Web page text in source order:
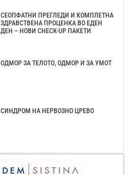
СЕОПФАТНИ ПРЕГЛЕДИ И КОМПЛЕТНА
ЗДРАВСТВЕНА ПРОЦЕНКА ВО ЕДЕН
ДЕН – НОВИ CHECK-UP ПАКЕТИ
ОДМОР ЗА ТЕЛОТО, ОДМОР И ЗА УМОТ
СИНДРОМ НА НЕРВОЗНО ЦРЕВО